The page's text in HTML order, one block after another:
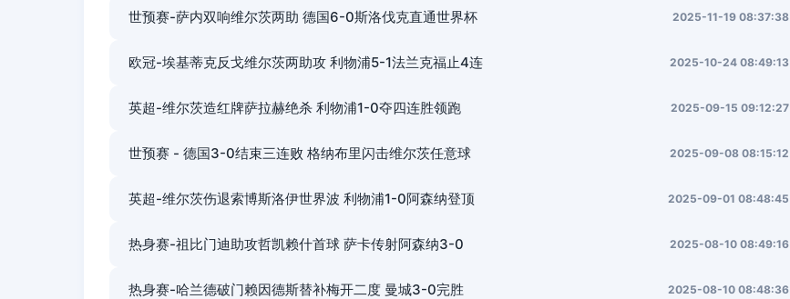
世预赛-萨内双响维尔茨两助 德国6-0斯洛伐克直通世界杯 2025-11-19 08:37:38
欧冠-埃基蒂克反戈维尔茨两助攻 利物浦5-1法兰克福止4连 2025-10-24 08:49:13
英超-维尔茨造红牌萨拉赫绝杀 利物浦1-0夺四连胜领跑 2025-09-15 09:12:27
世预赛 - 德国3-0结束三连败 格纳布里闪击维尔茨任意球 2025-09-08 08:15:12
英超-维尔茨伤退索博斯洛伊世界波 利物浦1-0阿森纳登顶 2025-09-01 08:48:45
热身赛-祖比门迪助攻哲凯赖什首球 萨卡传射阿森纳3-0 2025-08-10 08:49:16
热身赛-哈兰德破门赖因德斯替补梅开二度 曼城3-0完胜 2025-08-10 08:48:36